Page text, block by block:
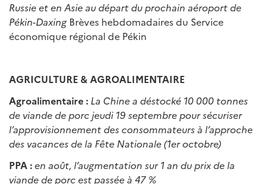
Russie et en Asie au départ du prochain aéroport de
Pékin-Daxing Brèves hebdomadaires du Service
économique régional de Pékin
AGRICULTURE & AGROALIMENTAIRE
Agroalimentaire : La Chine a déstocké 10 000 tonnes
de viande de porc jeudi 19 septembre pour sécuriser
l’approvisionnement des consommateurs à l’approche
des vacances de la Fête Nationale (1er octobre)
PPA :en août, l’augmentation sur 1 an du prix de la
viande de porc est passée à 47 %